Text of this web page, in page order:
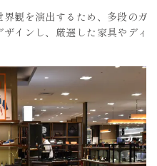
観を演出するため、多段のガ
インし、厳選した家具やディ